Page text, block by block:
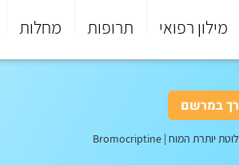
מילון רפואי תרופות מחלות
במרשם
יותרת המוח |
Bromocriptine